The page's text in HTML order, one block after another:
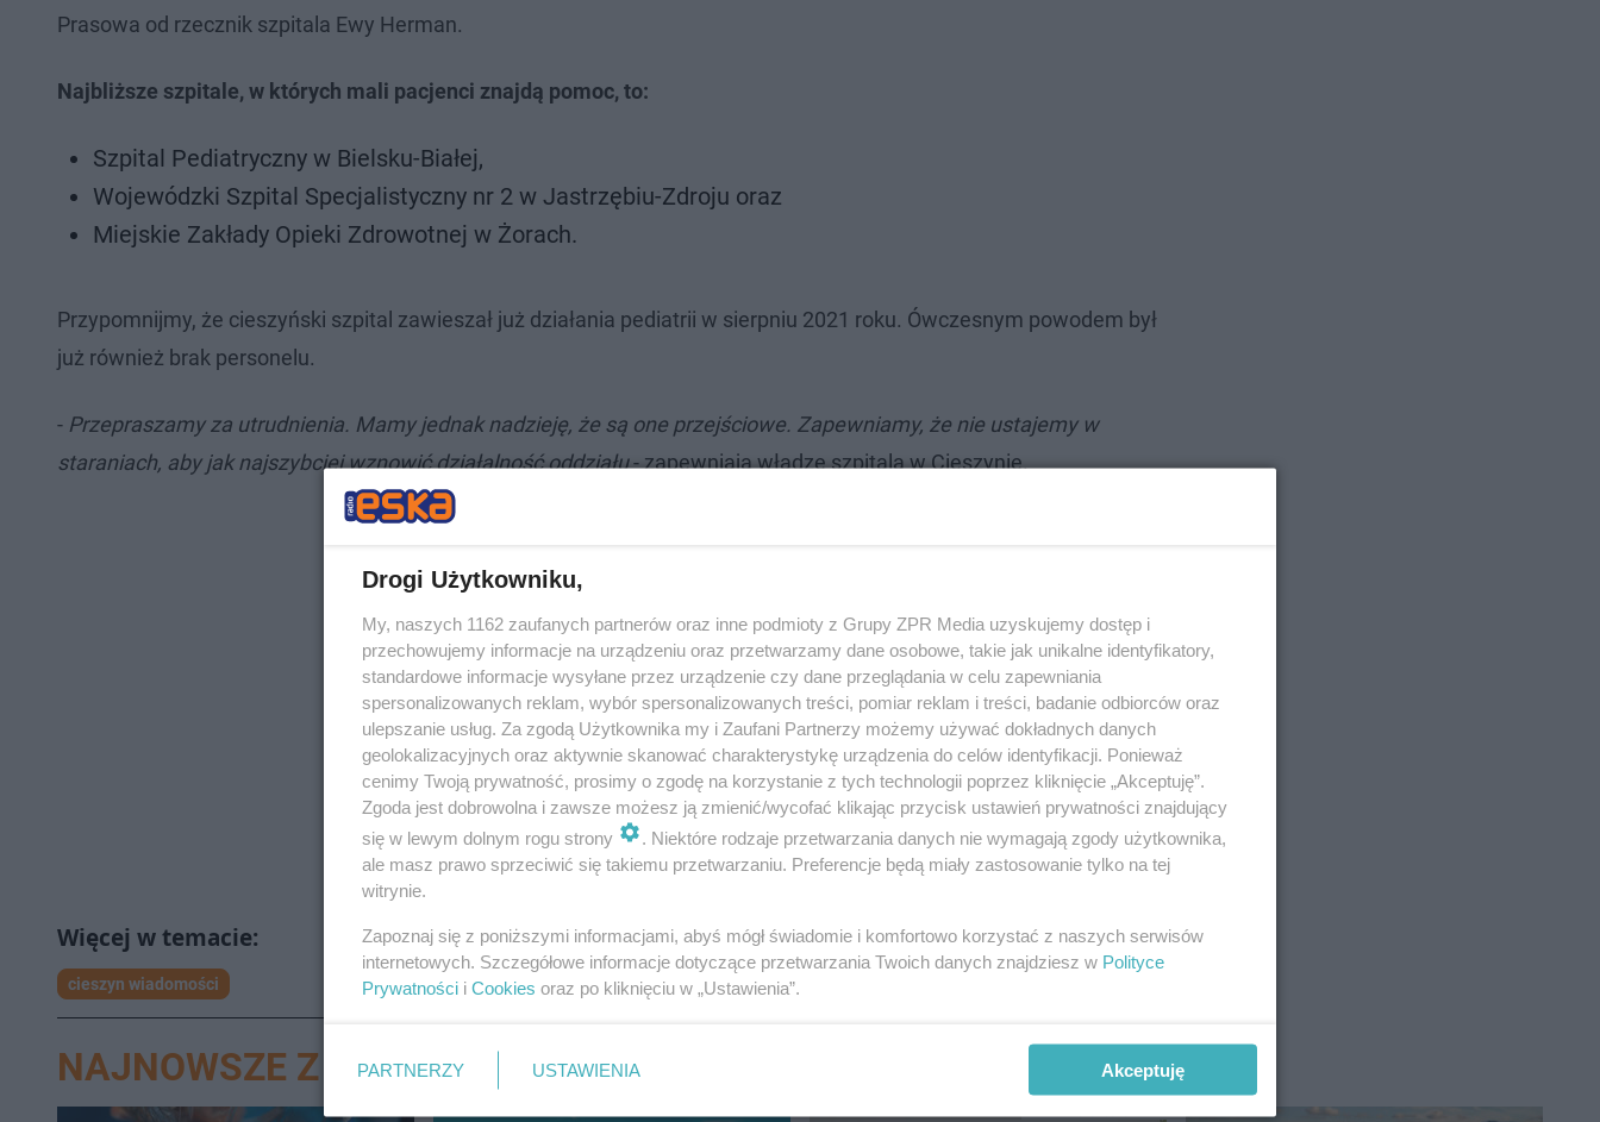
Prasowa od rzecznik szpitala Ewy Herman.
Najbliższe szpitale, w których mali pacjenci znajdą pomoc, to:
Szpital Pediatryczny w Bielsku-Białej,
Wojewódzki Szpital Specjalistyczny nr 2 w Jastrzębiu-Zdroju oraz
Miejskie Zakłady Opieki Zdrowotnej w Żorach.
Przypomnijmy, że cieszyński szpital zawieszał już działania pediatrii w sierpniu 2021 roku. Ówczesnym powodem był
już również brak personelu.
- Przepraszamy za utrudnienia. Mamy jednak nadzieję, że są one przejściowe. Zapewniamy, że nie ustajemy w
staraniach, aby jak najszybciej wznowić działalność oddziału- zapewniają władze szpitala w Cieszynie.
cieszyn wiadomości
NAJNOWSZE Z DZIAŁU BESKIDY
Drogi Użytkowniku,
My, naszych 1162 zaufanych partnerów oraz inne podmioty z Grupy ZPR Media uzyskujemy dostęp i
przechowujemy informacje na urządzeniu oraz przetwarzamy dane osobowe, takie jak unikalne identyfikatory,
standardowe informacje wysyłane przez urządzenie czy dane przeglądania w celu zapewniania
spersonalizowanych reklam, wybór spersonalizowanych treści, pomiar reklam i treści, badanie odbiorców oraz
ulepszanie usług. Za zgodą Użytkownika my i Zaufani Partnerzy możemy używać dokładnych danych
geolokalizacyjnych oraz aktywnie skanować charakterystykę urządzenia do celów identyfikacji. Ponieważ
cenimy Twoją prywatność, prosimy o zgodę na korzystanie z tych technologii poprzez kliknięcie „Akceptuję”.
Zgoda jest dobrowolna i zawsze możesz ją zmienić/wycofać klikając przycisk ustawień prywatności znajdujący
się w lewym dolnym rogu strony
. Niektóre rodzaje przetwarzania danych nie wymagają zgody użytkownika,
ale masz prawo sprzeciwić się takiemu przetwarzaniu. Preferencje będą miały zastosowanie tylko na tej
witrynie.
Zapoznaj się z poniższymi informacjami, abyś mógł świadomie i komfortowo korzystać z naszych serwisów
internetowych. Szczegółowe informacje dotyczące przetwarzania Twoich danych znajdziesz w Polityce
Prywatności i Cookies oraz po kliknięciu w „Ustawienia”.
PARTNERZY USTAWIENIA Akceptuję